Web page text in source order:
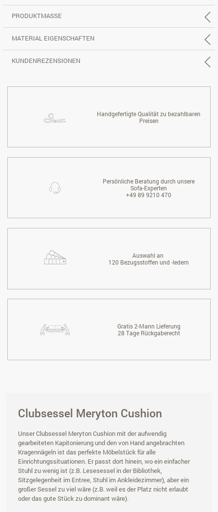
PRODUKTMASSE
MATERIAL EIGENSCHAFTEN
KUNDENREZENSIONEN
Handgefertigte Qualität zu bezahlbaren
Preisen
Persönliche Beratung durch unsere
Sofa-Experten
+49 89 9210 470
Auswahl an
120 Bezugsstoffen und -ledern
Gratis 2-Mann Lieferung
28 Tage Rückgaberecht
Clubsessel Meryton Cushion
Unser Clubsessel Meryton Cushion mit der aufwendig
gearbeiteten Kapitonierung und den von Hand angebrachten
Kragennägeln ist das perfekte Möbelstück für alle
Einrichtungssituationen. Er passt dort hinein, wo ein einfacher
Stuhl zu wenig ist (z.B. Lesesessel in der Bibliothek,
Sitzgelegenheit im Entree, Stuhl im Ankleidezimmer), aber ein
großer Sessel zu viel wäre (z.B. weil es der Platz nicht erlaubt
oder das gute Stück zu dominant wäre).